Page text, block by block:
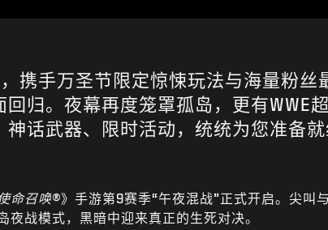
携手万圣节限定惊悚玩法与海量粉丝
归。夜幕再度笼罩孤岛，更有WWE
话武器、限时活动，统统为您准备就
命召唤®》手游第9赛季“午夜混战”正式开启。尖叫
夜战模式，黑暗中迎来真正的生死对决。